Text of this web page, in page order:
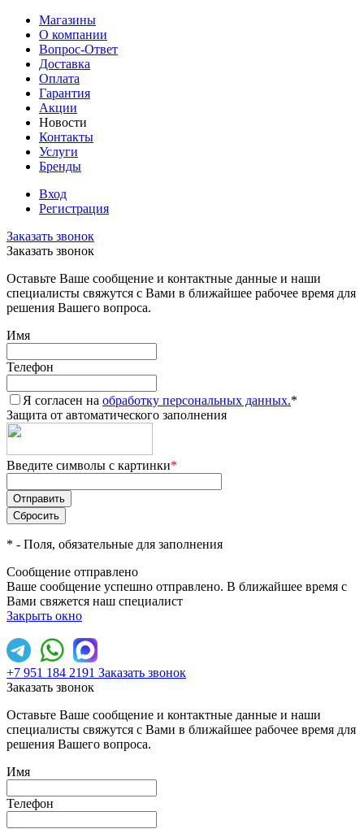
Магазины
О компании
Вопрос-Ответ
Доставка
Оплата
Гарантия
Акции
Новости
Контакты
Услуги
Бренды
Вход
Регистрация
Заказать звонок
Заказать звонок
Оставьте Ваше сообщение и контактные данные и наши
специалисты свяжутся с Вами в ближайшее рабочее время для
решения Вашего вопроса.
Имя
Телефон
Я согласен на обработку персональных данных.*
Защита от автоматического заполнения
Введите символы с картинки*
* - Поля, обязательные для заполнения
Сообщение отправлено
Ваше сообщение успешно отправлено. В ближайшее время с
Вами свяжется наш специалист
Закрыть окно
+7 951 184 2191 Заказать звонок
Заказать звонок
Оставьте Ваше сообщение и контактные данные и наши
специалисты свяжутся с Вами в ближайшее рабочее время для
решения Вашего вопроса.
Имя
Телефон